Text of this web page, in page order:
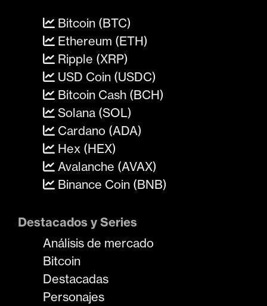
Bitcoin (BTC)
Ethereum (ETH)
Ripple (XRP)
USD Coin (USDC)
Bitcoin Cash (BCH)
Solana (SOL)
Cardano (ADA)
Hex (HEX)
Avalanche (AVAX)
Binance Coin (BNB)
Destacados y Series
Análisis de mercado
Bitcoin
Destacadas
Personajes